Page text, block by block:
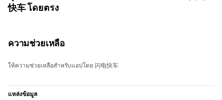
快车 โดยตรง
ความช่วยเหลือ
ให้ความช่วยเหลือสำหรับแอปโดย 闪电快车
แหล่งข้อมูล